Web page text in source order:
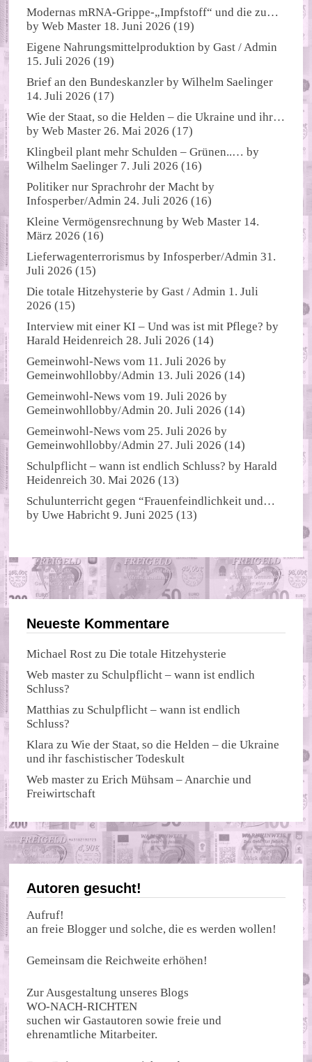
Modernas mRNA-Grippe-„Impfstoff“ und die zu…
byWeb Master 18. Juni 2026 (19)
Eigene Nahrungsmittelproduktion byGast / Admin
15. Juli 2026 (19)
Brief an den Bundeskanzler byWilhelm Saelinger
14. Juli 2026 (17)
Wie der Staat, so die Helden – die Ukraine und ihr…
byWeb Master 26. Mai 2026 (17)
Klingbeil plant mehr Schulden – Grünen..… by
Wilhelm Saelinger 7. Juli 2026 (16)
Politiker nur Sprachrohr der Macht by
Infosperber/Admin 24. Juli 2026 (16)
Kleine Vermögensrechnung byWeb Master 14.
März 2026 (16)
Lieferwagenterrorismus byInfosperber/Admin 31.
Juli 2026 (15)
Die totale Hitzehysterie byGast / Admin 1. Juli
2026 (15)
Interview mit einer KI – Und was ist mit Pflege? by
Harald Heidenreich 28. Juli 2026 (14)
Gemeinwohl-News vom 11. Juli 2026 by
Gemeinwohllobby/Admin 13. Juli 2026 (14)
Gemeinwohl-News vom 19. Juli 2026 by
Gemeinwohllobby/Admin 20. Juli 2026 (14)
Gemeinwohl-News vom 25. Juli 2026 by
Gemeinwohllobby/Admin 27. Juli 2026 (14)
Schulpflicht – wann ist endlich Schluss? byHarald
Heidenreich 30. Mai 2026 (13)
Schulunterricht gegen “Frauenfeindlichkeit und…
byUwe Habricht 9. Juni 2025 (13)
Neueste Kommentare
Michael Rost zuDie totale Hitzehysterie
Web master zu Schulpflicht – wann ist endlich
Schluss?
Matthias zu Schulpflicht – wann ist endlich
Schluss?
Klara zuWie der Staat, so die Helden – die Ukraine
und ihr faschistischer Todeskult
Web master zuErich Mühsam – Anarchie und
Freiwirtschaft
Autoren gesucht!
Aufruf!
an freie Blogger und solche, die es werden wollen!
Gemeinsam die Reichweite erhöhen!
Zur Ausgestaltung unseres Blogs
WO-NACH-RICHTEN
suchen wir Gastautoren sowie freie und
ehrenamtliche Mitarbeiter.